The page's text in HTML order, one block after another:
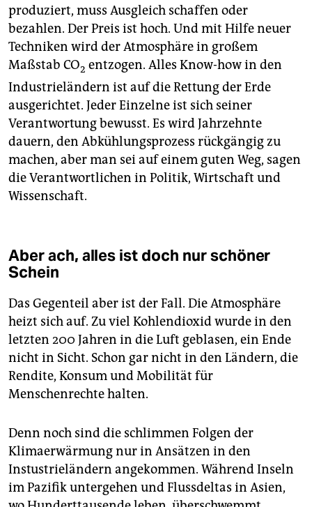
produziert, muss Ausgleich schaffen oder
bezahlen. Der Preis ist hoch. Und mit Hilfe neuer
Techniken wird der Atmosphäre in großem
Maßstab CO2 entzogen. Alles Know-how in den
Industrieländern ist auf die Rettung der Erde
ausgerichtet. Jeder Einzelne ist sich seiner
Verantwortung bewusst. Es wird Jahrzehnte
dauern, den Abkühlungsprozess rückgängig zu
machen, aber man sei auf einem guten Weg, sagen
die Verantwortlichen in Politik, Wirtschaft und
Wissenschaft.
Aber ach, alles ist doch nur schöner
Schein
Das Gegenteil aber ist der Fall. Die Atmosphäre
heizt sich auf. Zu viel Kohlendioxid wurde in den
letzten 200 Jahren in die Luft geblasen, ein Ende
nicht in Sicht. Schon gar nicht in den Ländern, die
Rendite, Konsum und Mobilität für
Menschenrechte halten.
Denn noch sind die schlimmen Folgen der
Klimaerwärmung nur in Ansätzen in den
Instustrieländern angekommen. Während Inseln
im Pazifik untergehen und Flussdeltas in Asien,